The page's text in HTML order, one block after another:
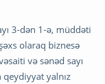
3-dən 1-ə, müddəti
olaraq biznesə
və sənəd sayı
yalnız